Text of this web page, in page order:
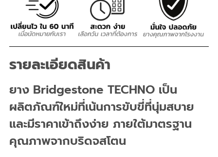
รายละเอียดสินค้า
ยาง Bridgestone TECHNO เป็น
ผลิตภัณฑ์ใหม่ที่เน้นการขับขี่ที่นุ่มสบาย
และมีราคาเข้าถึงง่าย ภายใต้มาตรฐาน
คุณภาพจากบริดจสโตน